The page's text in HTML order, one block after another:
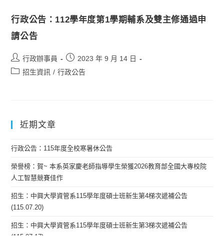
行政公告：112學年度第1學期輔系及雙主修通過申
請公告
行政辦事員
2023 年 9 月 14 日
招生資訊 / 行政公告
近期文章
行政公告：115年度全校寒暑休公告
榮譽榜：賀~ 本系英家慶老師指導學生榮獲2026教育部全國大專校院
人工智慧競賽佳作
招生：中興大學資管系115學年度碩士班新生第4梯次遞補公告
(115.07.20)
招生：中興大學資管系115學年度碩士班新生第3梯次遞補公告
(115.07.17)